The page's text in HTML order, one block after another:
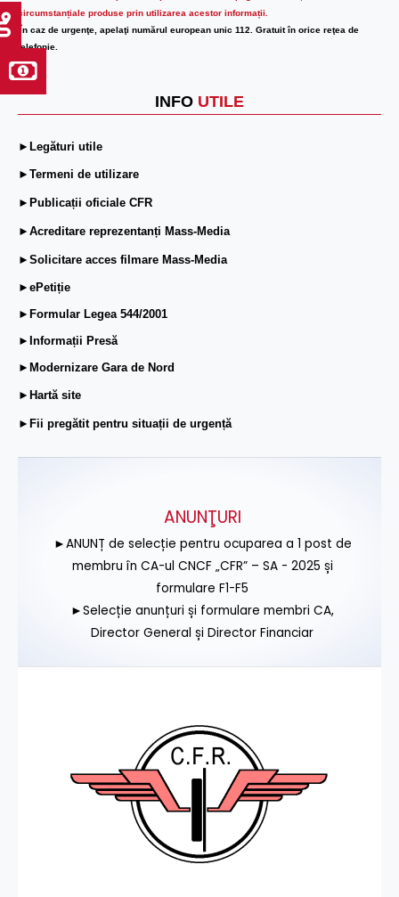
circumstanțiale produse prin utilizarea acestor informații.
În caz de urgenţe, apelaţi numărul european unic 112. Gratuit în orice reţea de
telefonie.
INFO UTILE
►Legături utile
►Termeni de utilizare
►Publicații oficiale CFR
►Acreditare reprezentanți Mass-Media
►Solicitare acces filmare Mass-Media
►ePetiție
►Formular Legea 544/2001
►Informații Presă
►Modernizare Gara de Nord
►Hartă site
►Fii pregătit pentru situații de urgență
ANUNŢURI
►ANUNȚ de selecție pentru ocuparea a 1 post de
membru în CA-ul CNCF „CFR” – SA - 2025 și
formulare F1-F5
►Selecție anunțuri și formulare membri CA,
Director General și Director Financiar